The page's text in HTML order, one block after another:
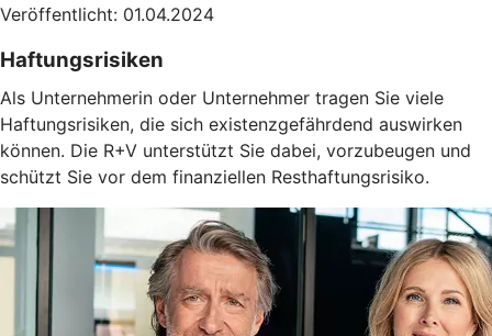
Veröffentlicht: 01.04.2024
Haftungsrisiken
Als Unternehmerin oder Unternehmer tragen Sie viele
Haftungsrisiken, die sich existenzgefährdend auswirken
können. Die R+V unterstützt Sie dabei, vorzubeugen und
schützt Sie vor dem finanziellen Resthaftungsrisiko.